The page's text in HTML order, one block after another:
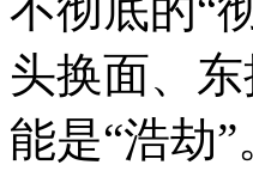
不彻底的“
头换面、
能是“浩劫